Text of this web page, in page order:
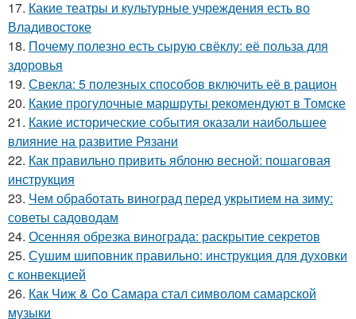
17. Какие театры и культурные учреждения есть во
Владивостоке
18. Почему полезно есть сырую свёклу: её польза для
здоровья
19. Свекла: 5 полезных способов включить её в рацион
20. Какие прогулочные маршруты рекомендуют в Томске
21. Какие исторические события оказали наибольшее
влияние на развитие Рязани
22. Как правильно привить яблоню весной: пошаговая
инструкция
23. Чем обработать виноград перед укрытием на зиму:
советы садоводам
24. Осенняя обрезка винограда: раскрытие секретов
25. Сушим шиповник правильно: инструкция для духовки
с конвекцией
26. Как Чиж & Co Самара стал символом самарской
музыки